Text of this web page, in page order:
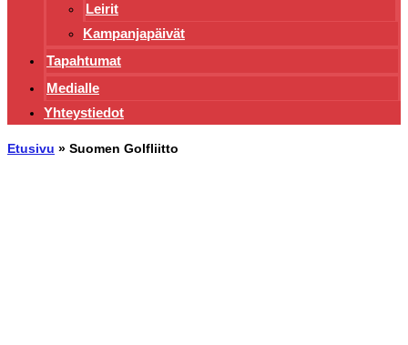
Leirit
Kampanjapäivät
Tapahtumat
Medialle
Yhteystiedot
Etusivu » Suomen Golfliitto